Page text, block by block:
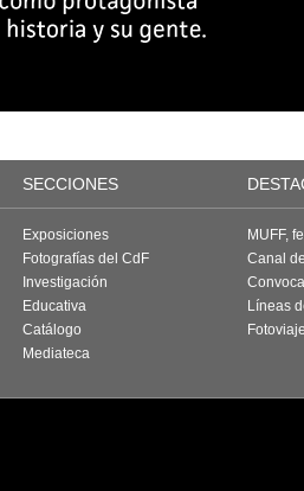
SECCIONES
Exposiciones
Fotografías del CdF
Investigación
Educativa
Catálogo
Mediateca
MUFF,
Canal
Líneas